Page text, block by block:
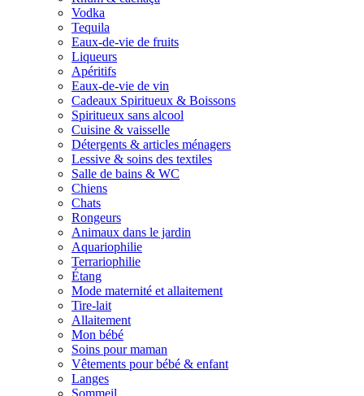
Vodka
Tequila
Eaux-de-vie de fruits
Liqueurs
Apéritifs
Eaux-de-vie de vin
Cadeaux Spiritueux & Boissons
Spiritueux sans alcool
Cuisine & vaisselle
Détergents & articles ménagers
Lessive & soins des textiles
Salle de bains & WC
Chiens
Chats
Rongeurs
Animaux dans le jardin
Aquariophilie
Terrariophilie
Étang
Mode maternité et allaitement
Tire-lait
Allaitement
Mon bébé
Soins pour maman
Vêtements pour bébé & enfant
Langes
Sommeil